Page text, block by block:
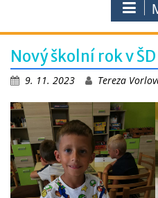
Nový školní rok v
9. 11. 2023 Tereza